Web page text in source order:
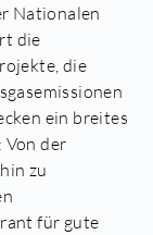
Nationalen
die
die
ein breites
der
zu
für gute